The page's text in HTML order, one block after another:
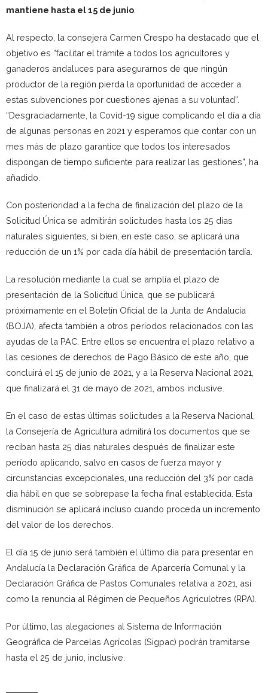
mantiene hasta el 15 de junio
Al respecto, la consejera Carmen Crespo ha destacado que el
objetivo es “facilitar el trámite a todos los agricultores y
ganaderos andaluces para asegurarnos de que ningún
productor de la región pierda la oportunidad de acceder a
estas subvenciones por cuestiones ajenas a su voluntad”.
“Desgraciadamente, la Covid-19 sigue complicando el día a día
de algunas personas en 2021 y esperamos que contar con un
mes más de plazo garantice que todos los interesados
dispongan de tiempo suficiente para realizar las gestiones”, ha
añadido.
Con posterioridad a la fecha de finalización del plazo de la
Solicitud Única se admitirán solicitudes hasta los 25 días
naturales siguientes, si bien, en este caso, se aplicará una
reducción de un 1% por cada día hábil de presentación tardía.
La resolución mediante la cual se amplía el plazo de
presentación de la Solicitud Única, que se publicará
próximamente en el Boletín Oficial de la Junta de Andalucía
(BOJA), afecta también a otros períodos relacionados con las
ayudas de la PAC. Entre ellos se encuentra el plazo relativo a
las cesiones de derechos de Pago Básico de este año, que
concluirá el 15 de junio de 2021, y a la Reserva Nacional 2021,
que finalizará el 31 de mayo de 2021, ambos inclusive.
En el caso de estas últimas solicitudes a la Reserva Nacional,
la Consejería de Agricultura admitirá los documentos que se
reciban hasta 25 días naturales después de finalizar este
período aplicando, salvo en casos de fuerza mayor y
circunstancias excepcionales, una reducción del 3% por cada
día hábil en que se sobrepase la fecha final establecida. Esta
disminución se aplicará incluso cuando proceda un incremento
del valor de los derechos.
El día 15 de junio será también el último día para presentar en
Andalucía la Declaración Gráfica de Aparcería Comunal y la
Declaración Gráfica de Pastos Comunales relativa a 2021, así
como la renuncia al Régimen de Pequeños Agriculotres (RPA).
Por último, las alegaciones al Sistema de Información
Geográfica de Parcelas Agrícolas (Sigpac) podrán tramitarse
hasta el 25 de junio, inclusive.